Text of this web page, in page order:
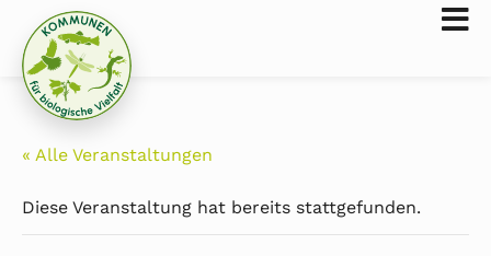
« Alle Veranstaltungen
Diese Veranstaltung hat bereits stattgefunden.